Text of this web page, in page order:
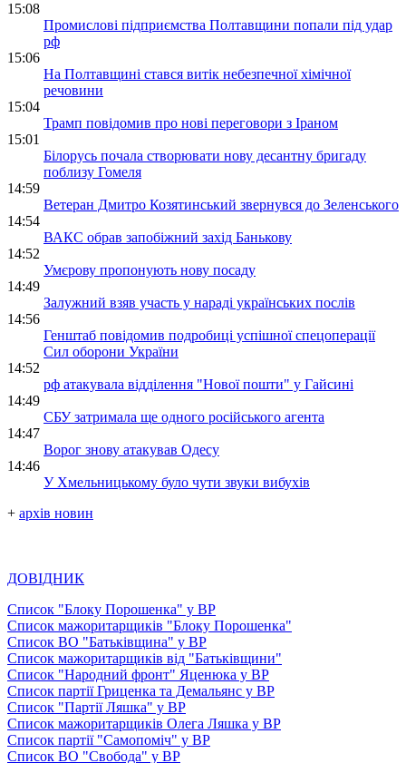
15:08
Промислові підприємства Полтавщини попали під удар
рф
15:06
На Полтавщині стався витік небезпечної хімічної
речовини
15:04
Трамп повідомив про нові переговори з Іраном
15:01
Білорусь почала створювати нову десантну бригаду
поблизу Гомеля
14:59
Ветеран Дмитро Козятинський звернувся до Зеленського
14:54
ВАКС обрав запобіжний захід Банькову
14:52
Умєрову пропонують нову посаду
14:49
Залужний взяв участь у нараді українських послів
14:56
Генштаб повідомив подробиці успішної спецоперації
Сил оборони України
14:52
рф атакувала відділення "Нової пошти" у Гайсині
14:49
СБУ затримала ще одного російського агента
14:47
Ворог знову атакував Одесу
14:46
У Хмельницькому було чути звуки вибухів
+ архів новин
ДОВІДНИК
Список "Блоку Порошенка" у ВР
Список мажоритарщиків "Блоку Порошенка"
Список ВО "Батьківщина" у ВР
Список мажоритарщиків від "Батьківщини"
Список "Народний фронт" Яценюка у ВР
Список партії Гриценка та Демальянс у ВР
Список "Партії Ляшка" у ВР
Список мажоритарщиків Олега Ляшка у ВР
Список партії "Самопоміч" у ВР
Список ВО "Свобода" у ВР